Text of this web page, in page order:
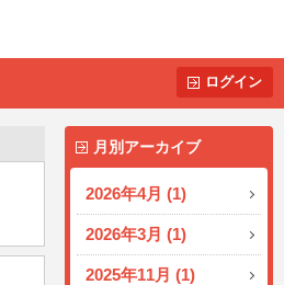
ログイン
月別アーカイブ
2026年4月 (1)
2026年3月 (1)
2025年11月 (1)